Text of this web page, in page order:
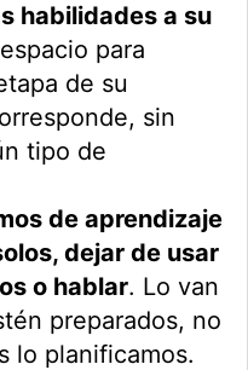
habilidades a su
para
de su
sin
tipo de
de aprendizaje
dejar de usar
o hablar. Lo van
preparados, no
lo planificamos.